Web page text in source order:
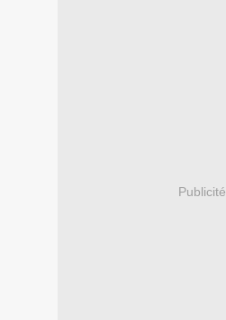
Publicité